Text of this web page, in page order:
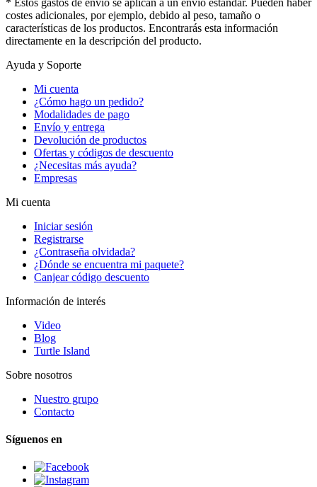
costes adicionales, por ejemplo, debido al peso, tamaño o
características de los productos. Encontrarás esta información
directamente en la descripción del producto.
Ayuda y Soporte
Mi cuenta
¿Cómo hago un pedido?
Modalidades de pago
Envío y entrega
Devolución de productos
Ofertas y códigos de descuento
¿Necesitas más ayuda?
Empresas
Mi cuenta
Iniciar sesión
Registrarse
¿Contraseña olvidada?
¿Dónde se encuentra mi paquete?
Canjear código descuento
Información de interés
Video
Blog
Turtle Island
Sobre nosotros
Nuestro grupo
Contacto
Síguenos en